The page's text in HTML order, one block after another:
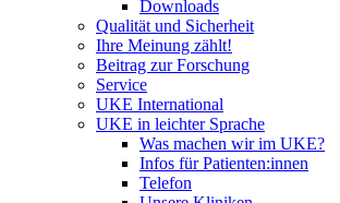
Downloads
Qualität und Sicherheit
Ihre Meinung zählt!
Beitrag zur Forschung
Service
UKE International
UKE in leichter Sprache
Was machen wir im UKE?
Infos für Patienten:innen
Telefon